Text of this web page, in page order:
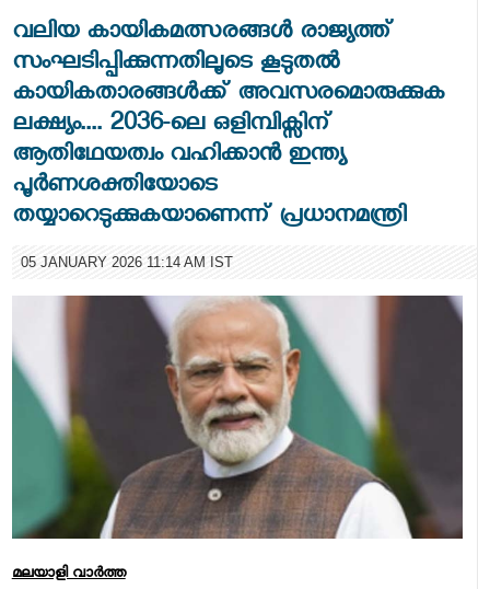
വലിയ കായികമത്സരങ്ങൾ രാജ്യത്ത്
സംഘടിപ്പിക്കുന്നതിലൂടെ കൂടുതൽ
കായികതാരങ്ങൾക്ക് അവസരമൊരുക്കുക
ലക്ഷ്യം.... 2036-ലെ ഒളിമ്പിക്സിന്
ആതിഥേയത്വം വഹിക്കാൻ ഇന്ത്യ
പൂർണശക്തിയോടെ
തയ്യാറെടുക്കുകയാണെന്ന് പ്രധാനമന്ത്രി
05 JANUARY 2026 11:14 AM IST
മലയാളി വാര്‍ത്ത